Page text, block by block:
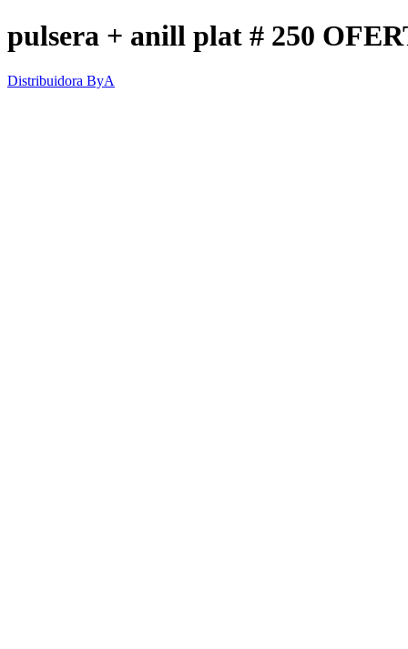
pulsera + anill plat # 250
Distribuidora ByA